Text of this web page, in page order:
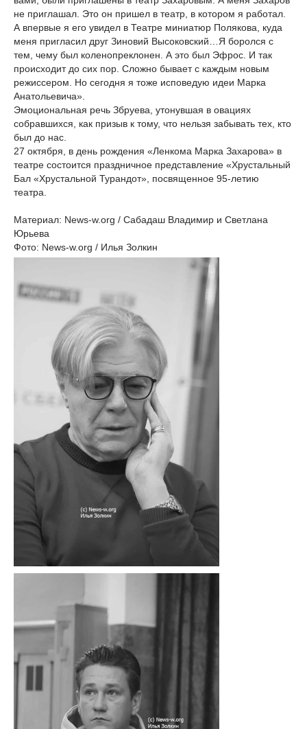
не приглашал. Это он пришел в театр, в котором я работал.
А впервые я его увидел в Театре миниатюр Полякова, куда
меня пригласил друг Зиновий Высоковский…Я боролся с
тем, чему был коленопреклонен. А это был Эфрос. И так
происходит до сих пор. Сложно бывает с каждым новым
режиссером. Но сегодня я тоже исповедую идеи Марка
Анатольевича».
Эмоциональная речь Збруева, утонувшая в овациях
собравшихся, как призыв к тому, что нельзя забывать тех, кто
был до нас.
27 октября, в день рождения «Ленкома Марка Захарова» в
театре состоится праздничное представление «Хрустальный
Бал «Хрустальной Турандот», посвященное 95-летию
театра.
Материал: News-w.org / Сабадаш Владимир и Светлана
Юрьева
Фото: News-w.org / Илья Золкин